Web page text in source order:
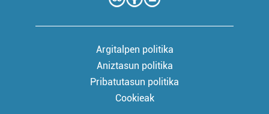
Argitalpen politika
Aniztasun politika
Pribatutasun politika
Cookieak